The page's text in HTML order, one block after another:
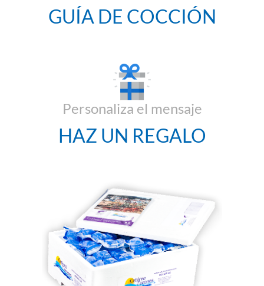
GUÍA DE COCCIÓN
Personaliza el mensaje
HAZ UN REGALO